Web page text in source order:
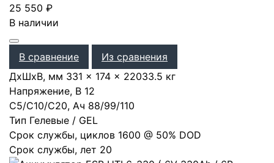
25 550 ₽
В наличии
В сравнение
Из сравнения
ДхШхВ, мм 331 × 174 × 22033.5 кг
Напряжение, В 12
С5/С10/С20, Ач 88/99/110
Тип Гелевые / GEL
Срок службы, циклов 1600 @ 50% DOD
Срок службы, лет 20